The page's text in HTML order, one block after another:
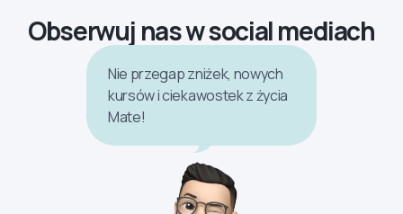
Obserwuj nas w social mediach
Nie przegap zniżek, nowych
kursów i ciekawostek z życia
Mate!